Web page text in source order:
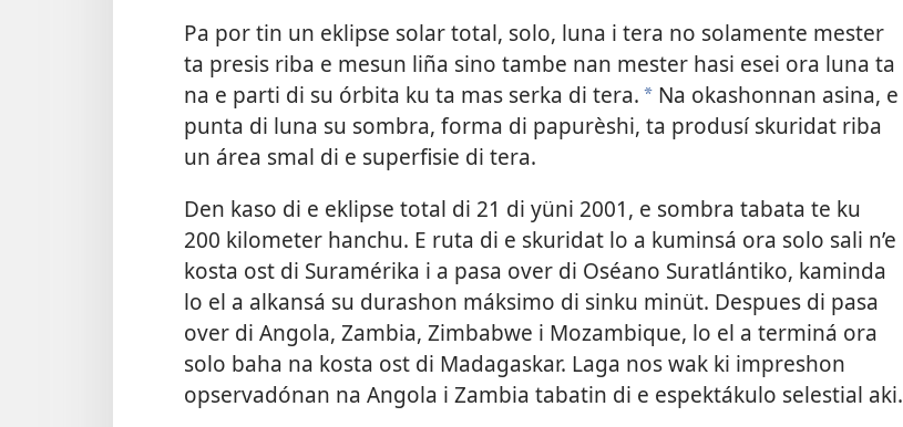
Pa por tin un eklipse solar total, solo, luna i tera no solamente mester
ta presis riba e mesun liña sino tambe nan mester hasi esei ora luna ta
na e parti di su órbita ku ta mas serka di tera. * Na okashonnan asina, e
punta di luna su sombra, forma di papurèshi, ta produsí skuridat riba
un área smal di e superfisie di tera.
Den kaso di e eklipse total di 21 di yüni 2001, e sombra tabata te ku
200 kilometer hanchu. E ruta di e skuridat lo a kuminsá ora solo sali n’e
kosta ost di Suramérika i a pasa over di Oséano Suratlántiko, kaminda
lo el a alkansá su durashon máksimo di sinku minüt. Despues di pasa
over di Angola, Zambia, Zimbabwe i Mozambique, lo el a terminá ora
solo baha na kosta ost di Madagaskar. Laga nos wak ki impreshon
opservadónan na Angola i Zambia tabatin di e espektákulo selestial aki.